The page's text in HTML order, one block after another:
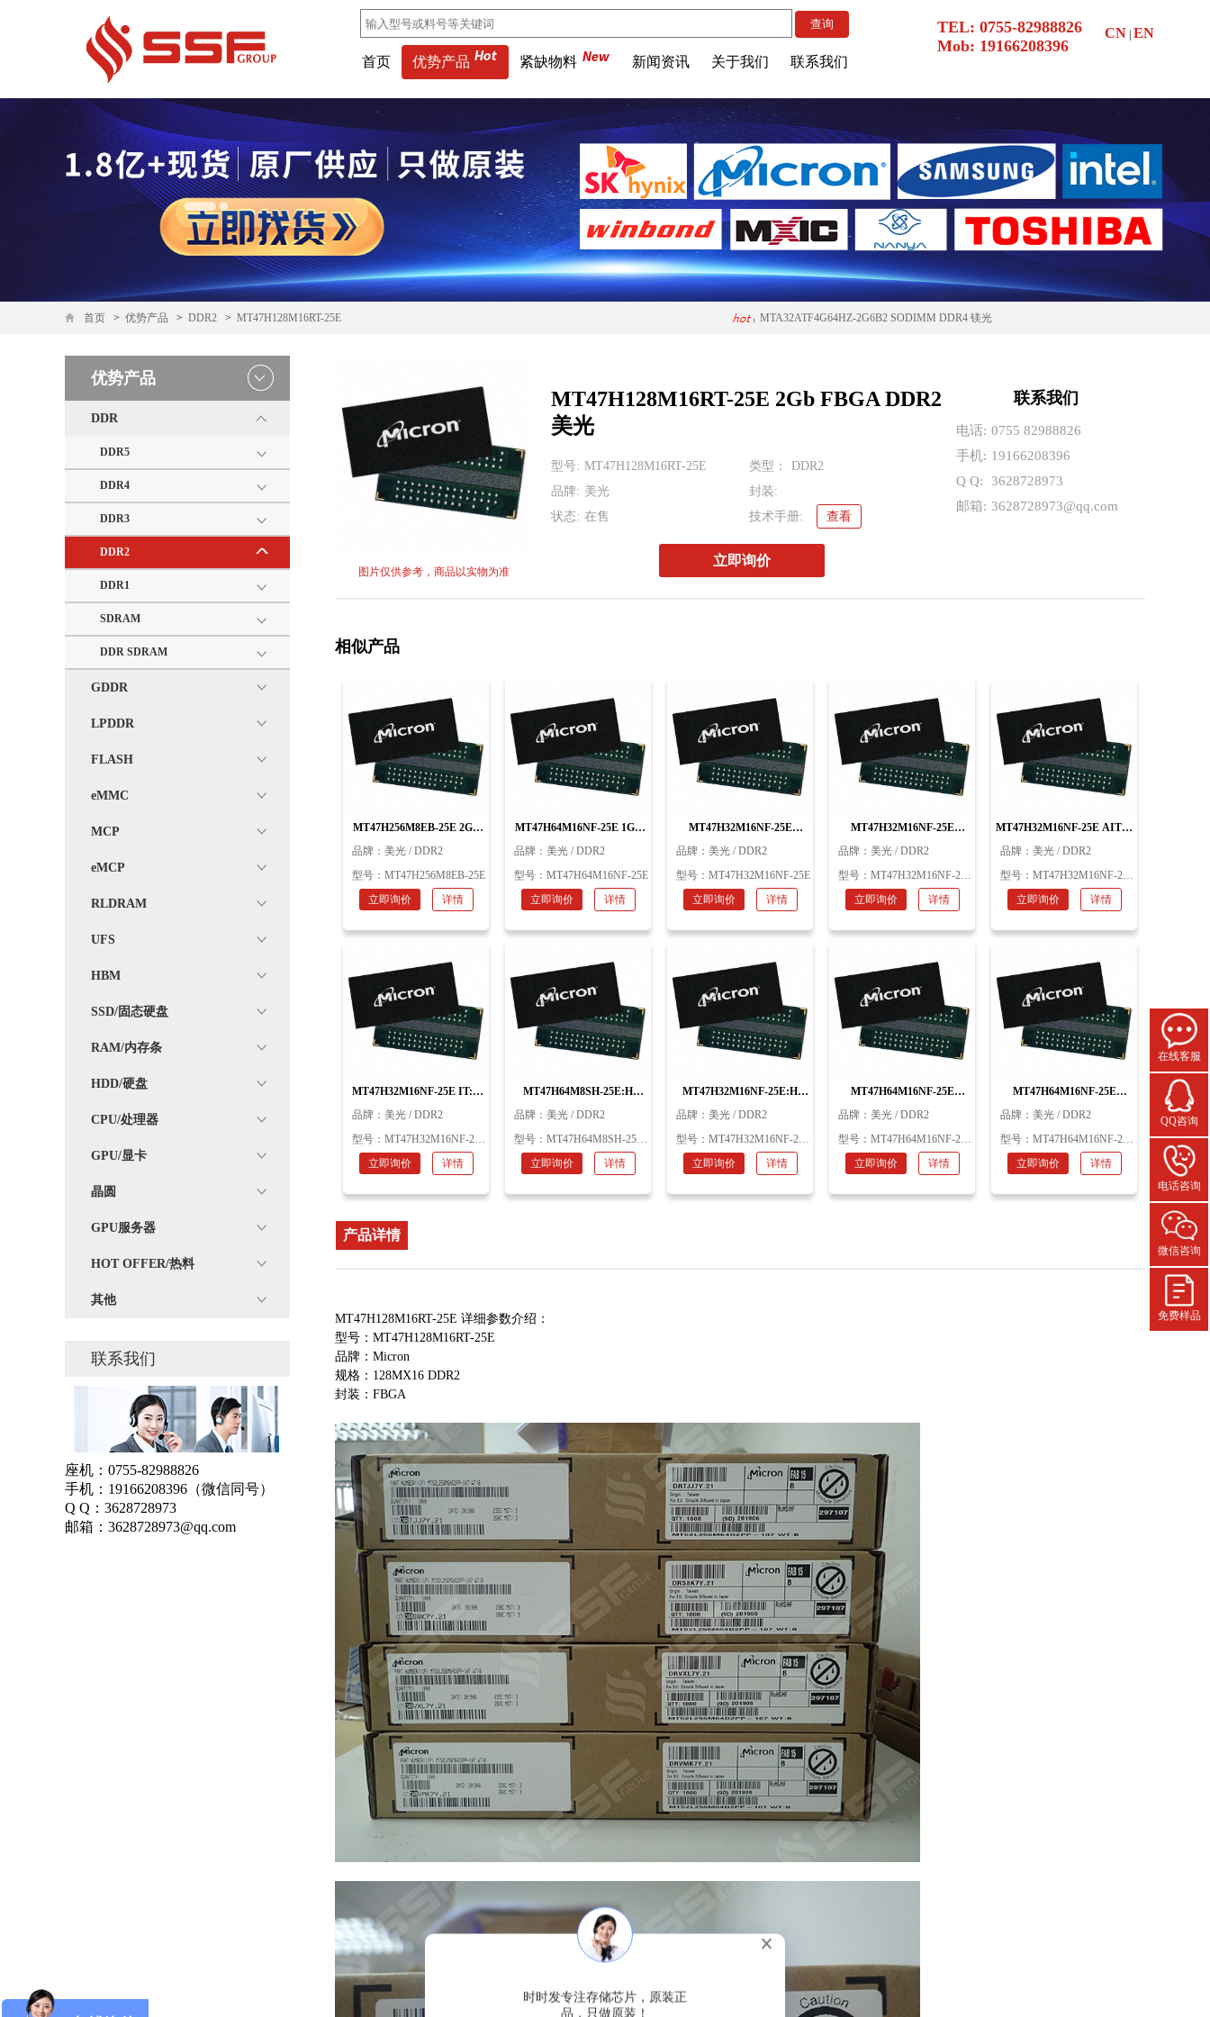
首页 优势产品 紧缺物料 新闻资讯 关于我们 联系我们
TEL: 0755-82988826
Mob: 19166208396
CN | EN
首页 > 优势产品 > DDR2 > MT47H128M16RT-25E
MTA32ATF4G64HZ-2G6B2 SODIMM DDR4 镁光
KLMBG2JETD-B041 32GB eMMC5.1 三星存储芯片 PC/NB
MTA32ATF4G64HZ-2G6B2 SODIMM DDR4 镁光
KLMBG2JETD-B041 32GB eMMC5.1 三星存储芯片 PC/NB
平板 5G
H26M74002HMR 64GB 153ball eMMC5.1 海力士内存条 应
MT53D512M16D1DS-046 AAT:D 8G FBGA LPDDR4 美光
MT53E512M64D4NK-046 WT:D 32G FBGA LPDDR4 美光
优势产品
DDR
DDR5
DDR4
DDR3
DDR2
DDR1
SDRAM
DDR SDRAM
GDDR
LPDDR
FLASH
eMMC
MCP
eMCP
RLDRAM
UFS
HBM
SSD/固态硬盘
RAM/内存条
HDD/硬盘
CPU/处理器
GPU/显卡
晶圆
GPU服务器
HOT OFFER/热料
其他
联系我们
座机： 0755-82988826
手机： 19166208396 （微信同号）
Q Q： 3628728973
邮箱： 3628728973@qq.com
图片仅供参考，商品以实物为准
MT47H128M16RT-25E 2Gb FBGA DDR2
美光
型号: MT47H128M16RT-25E 类型：
DDR2
品牌: 美光
封装:
状态: 在售 技术手册: 查看
立即询价
联系我们
电话: 0755 82988826
手机: 19166208396
Q Q:
3628728973
邮箱: 3628728973@qq.com
相似产品
MT47H256M8EB-25E 2Gb
品牌： 美光 / DDR2
型号： MT47H256M8EB-25E
立即询价
详情
MT47H64M16NF-25E 1Gb
品牌： 美光 / DDR2
型号： MT47H64M16NF-25E
立即询价
详情
MT47H32M16NF-25E
品牌： 美光 / DDR2
型号： MT47H32M16NF-25E
立即询价
详情
MT47H32M16NF-25E
美光
品牌： 美光 / DDR2
型号： MT47H32M16NF-25E AAT:H
立即询价
详情
MT47H32M16NF-25E AIT:H
品牌： 美光 / DDR2
型号： MT47H32M16NF-25E AIT:H
立即询价
详情
MT47H32M16NF-25E IT:H
品牌： 美光 / DDR2
型号： MT47H32M16NF-25E IT:H
立即询价
详情
MT47H64M8SH-25E:H
品牌： 美光 / DDR2
型号： MT47H64M8SH-25E:H
立即询价
详情
MT47H32M16NF-25E:H
品牌： 美光 / DDR2
型号： MT47H32M16NF-25E:H
立即询价
详情
MT47H64M16NF-25E
光
品牌： 美光 / DDR2
型号： MT47H64M16NF-25E AAT:M
立即询价
详情
MT47H64M16NF-25E
光
品牌： 美光 / DDR2
型号： MT47H64M16NF-25E XIT:M
立即询价
详情
产品详情
MT47H128M16RT-25E 详细参数介绍：
型号：MT47H128M16RT-25E
品牌：Micron
规格：128MX16 DDR2
封装：FBGA
在线客服
QQ咨询
电话咨询
微信咨询
免费样品
时时发专注存储芯片，原装正
品，只做原装！